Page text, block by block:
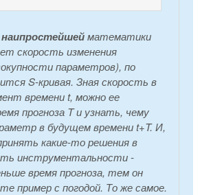
наипростейшейматематики
скорость изменения
параметров), по
S-кривая. Зная скорость в
времени t, можно ее
прогноза T и узнать, чему
в будущем времени t+T. И,
какие-то решения в
инструментальности -
время прогноза, тем он
пример с погодой. То же самое.